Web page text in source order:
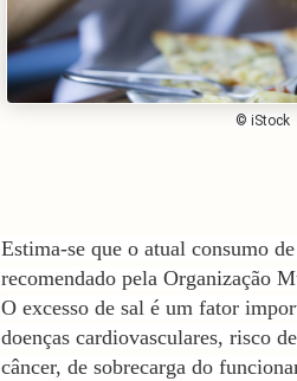
© iStock
Estima-se que o atual consumo
recomendado pela Organização
O excesso de sal é um fator
doenças cardiovasculares, risco
câncer, de sobrecarga do